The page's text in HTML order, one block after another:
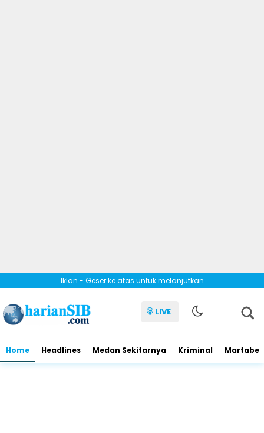
Iklan - Geser ke atas untuk melanjutkan
LIVE
Home Headlines Medan Sekitarnya Kriminal Martabe